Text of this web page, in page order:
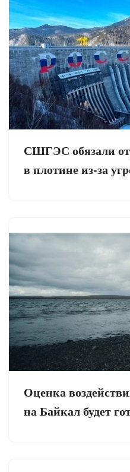
СШГЭС обязали
в плотине из-за
Оценка
на Байкал будет